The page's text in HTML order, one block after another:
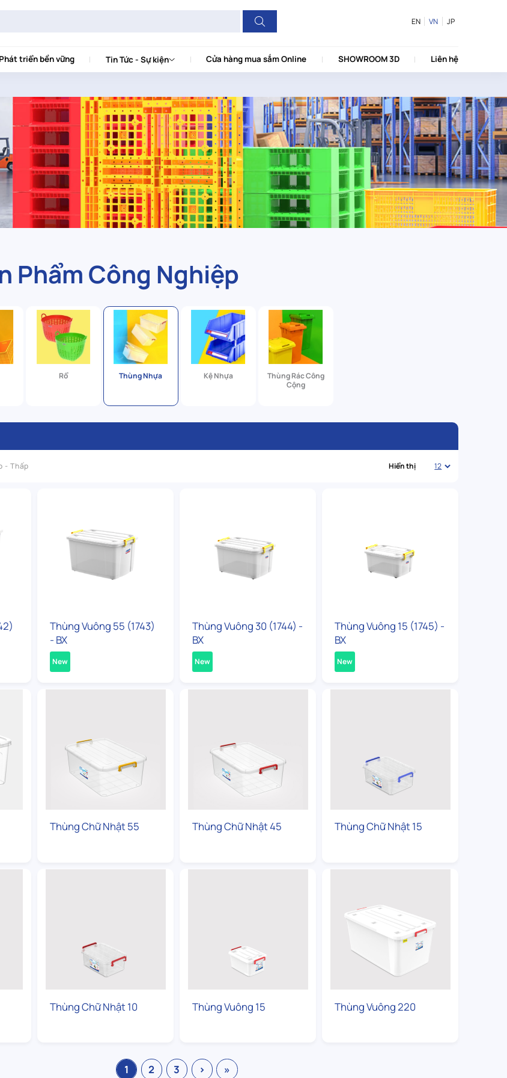
EN VN JP
Phát triển bền vững Tin Tức - Sự kiện Cửa hàng mua sắm Online SHOWROOM 3D Liên hệ
Phẩm Công Nghiệp
Rổ Thùng Nhựa Kệ Nhựa
Thùng Rác Công
Cộng
- Thấp Hiển thị
Thùng Vuông 55 (1743)
- BX
New
Thùng Vuông 30 (1744) -
BX
New
Thùng Vuông 15 (1745) -
BX
New
Thùng Chữ Nhật 55 Thùng Chữ Nhật 45 Thùng Chữ Nhật 15
Thùng Chữ Nhật 10 Thùng Vuông 15 Thùng Vuông 220
1 2 3 › »